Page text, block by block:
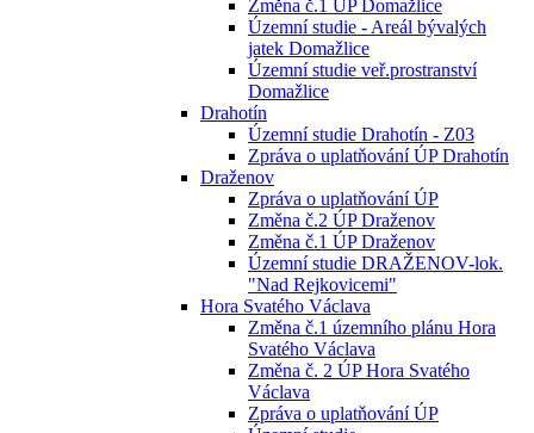
Změna č.1 ÚP Domažlice
Územní studie - Areál bývalých
jatek Domažlice
Územní studie veř.prostranství
Domažlice
Drahotín
Územní studie Drahotín - Z03
Zpráva o uplatňování ÚP Drahotín
Draženov
Zpráva o uplatňování ÚP
Změna č.2 ÚP Draženov
Změna č.1 ÚP Draženov
Územní studie DRAŽENOV-lok.
"Nad Rejkovicemi"
Hora Svatého Václava
Změna č.1 územního plánu Hora
Svatého Václava
Změna č. 2 ÚP Hora Svatého
Václava
Zpráva o uplatňování ÚP